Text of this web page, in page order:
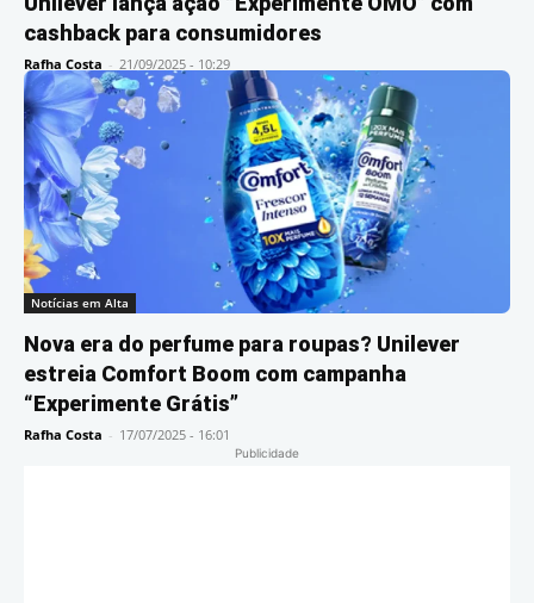
cashback para consumidores
Rafha Costa - 21/09/2025 - 10:29
Notícias em Alta
Nova era do perfume para roupas? Unilever
estreia Comfort Boom com campanha
“Experimente Grátis”
Rafha Costa - 17/07/2025 - 16:01
Publicidade